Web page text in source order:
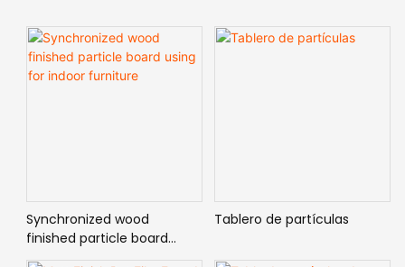
Synchronized wood
finished particle board
using for indoor furniture
Tablero de partículas